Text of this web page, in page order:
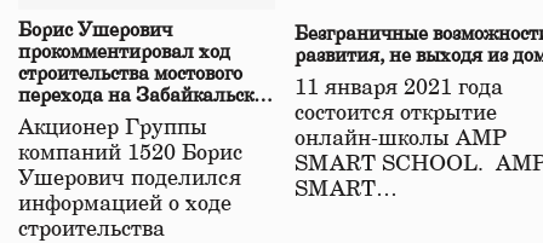
Борис Ушерович
прокомментировал ход
строительства мостового
перехода на Забайкальской
железной дороге
Акционер Группы
компаний 1520 Борис
Ушерович поделился
информацией о ходе
строительства
Безграничные
развития, не выходя из
11 января 2021 года
состоится открытие
онлайн-школы АМР
SMART SCHOOL.
SMART…